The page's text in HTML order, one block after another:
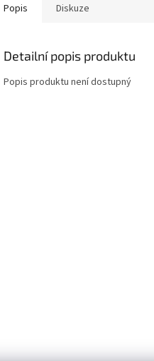
Popis Diskuze
Detailní popis produktu
Popis produktu není dostupný